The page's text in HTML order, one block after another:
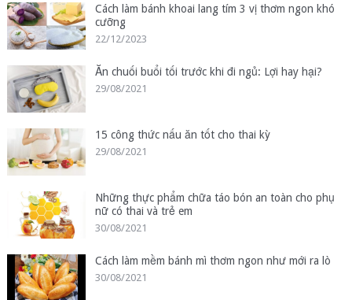
Cách làm bánh khoai lang tím 3 vị thơm ngon khó
cưỡng
22/12/2023
Ăn chuối buổi tối trước khi đi ngủ: Lợi hay hại?
29/08/2021
15 công thức nấu ăn tốt cho thai kỳ
29/08/2021
Những thực phẩm chữa táo bón an toàn cho phụ
nữ có thai và trẻ em
30/08/2021
Cách làm mềm bánh mì thơm ngon như mới ra lò
30/08/2021